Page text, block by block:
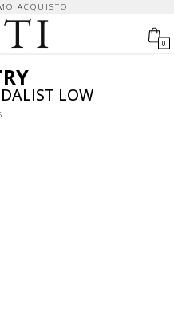
ACQUISTO
0
LOW